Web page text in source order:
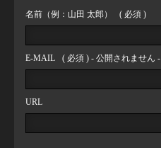
名前（例：山田 太郎） ( 必須 )
E-MAIL ( 必須 ) - 公開されません -
URL